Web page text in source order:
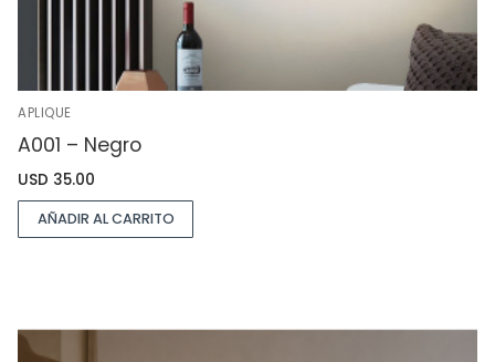
APLIQUE
A001 – Negro
USD 35.00
AÑADIR AL CARRITO